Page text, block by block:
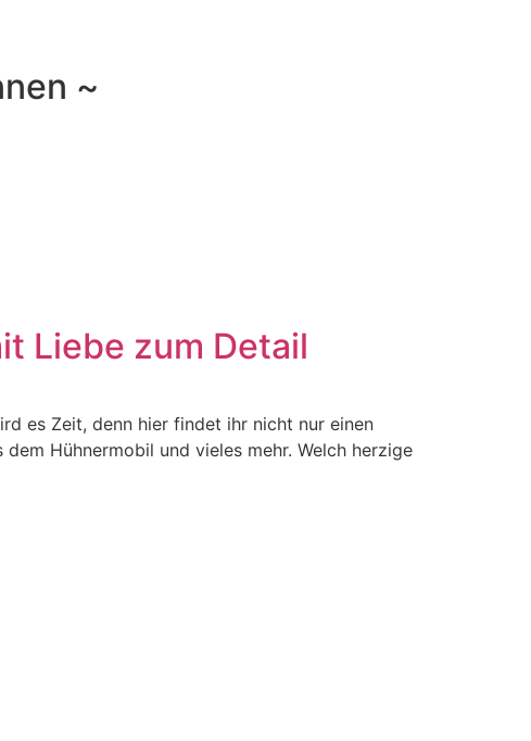
~
Liebe zum Detail
es Zeit, denn hier findet ihr nicht nur einen
Hühnermobil und vieles mehr. Welch herzige